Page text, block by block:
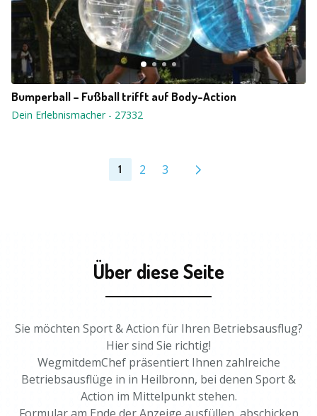
Bumperball – Fußball trifft auf Body-Action
Dein Erlebnismacher- 27332
1 2 3
Über diese Seite
Sie möchten Sport & Action für Ihren Betriebsausflug?
Hier sind Sie richtig!
WegmitdemChef präsentiert Ihnen zahlreiche
Betriebsausflüge in in Heilbronn, bei denen Sport &
Action im Mittelpunkt stehen.